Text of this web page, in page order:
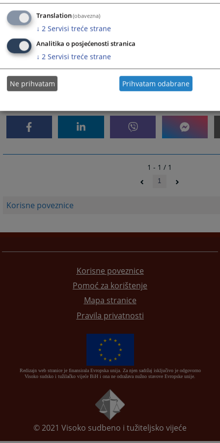
Korisne poveznice
Osnovni sud u Novom Gradu
Osnovni sud u Prijedoru
Osnovni sud u Sokocu
Osnovni sud u Tesliću
Osnovni sud u Višegradu
Osnovni sud u Zvorniku
2413PREGLEDA
1 - 1 / 1
1
Korisne poveznice
Pomoć za korištenje
Mapa stranice
Pravila privatnosti
Redizajn web stranice je finansirala Evropska unija. Za njen sadržaj isključivo je odgovorno
Visoko sudsko i tužilačko vijeće BiH i ona ne odražava nužno stavove Evropske unije.
© 2021 Visoko sudbeno i tužiteljsko vijeće
Translation(obavezna)
↓ 2 Servisi treće strane
Analitika o posjećenosti stranica
↓ 2 Servisi treće strane
Ne prihvatam Prihvatam odabrane